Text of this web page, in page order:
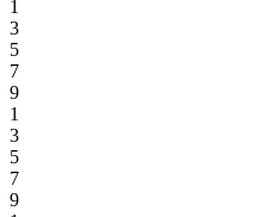
1
3
5
7
9
1
3
5
7
9